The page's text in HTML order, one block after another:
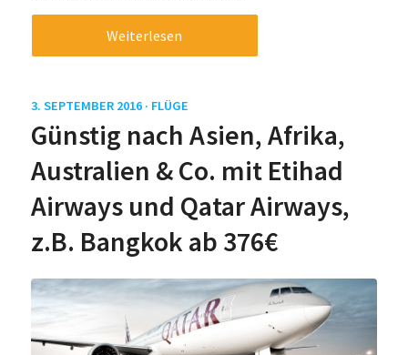
Weiterlesen
3. SEPTEMBER 2016 · FLÜGE
Günstig nach Asien, Afrika,
Australien & Co. mit Etihad
Airways und Qatar Airways,
z.B. Bangkok ab 376€